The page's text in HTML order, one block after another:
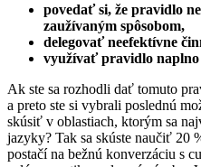
povedať si, že pravidlo
zaužívaným spôsobom,
delegovať neefektívne
využívať pravidlo naplno
Ak ste sa rozhodli dať tomuto
a preto ste si vybrali poslednú
skúsiť v oblastiach, ktorým sa
jazyky? Tak sa skúste naučiť 20
postačí na bežnú konverzáciu s